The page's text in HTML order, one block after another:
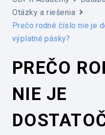
Otázky a riešenia
Prečo rodné číslo nie je
výplatné pásky?
PREČO
NIE JE